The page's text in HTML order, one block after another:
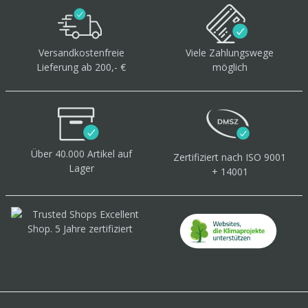
Versandkostenfreie
Lieferung ab 200,- €
Viele Zahlungswege
möglich
Über 40.000 Artikel auf
Lager
Zertifiziert nach ISO 9001
+ 14001